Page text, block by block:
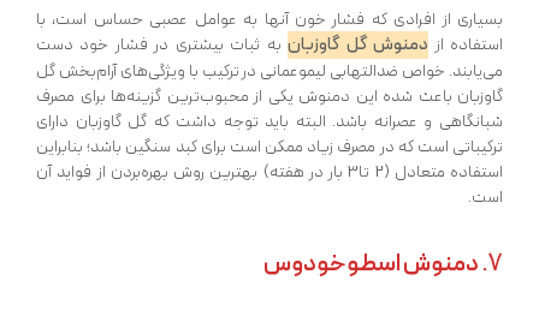
بسیاری از افرادی که فشار خون‌ آنها به عوامل عصبی حساس است، با
استفاده از دمنوش گل گاوزبانبه ثبات بیشتری در فشار خود دست
می‌یابند. خواص ضدالتهابی لیموعمانی در ترکیب با ویژگی‌های آرام‌بخش گل
گاوزبان باعث شده این دمنوش یکی از محبوب‌ترین گزینه‌ها برای مصرف
شبانگاهی و عصرانه باشد. البته باید توجه داشت که گل گاوزبان دارای
ترکیباتی است که در مصرف زیاد ممکن است برای کبد سنگین باشد؛ بنابراین
استفاده متعادل (2 تا3 بار در هفته) بهترین روش بهره‌بردن از فواید آن
است.
7. دمنوش اسطوخودوس